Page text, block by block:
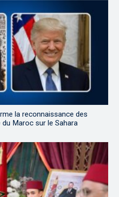
la reconnaissance des
Maroc sur le Sahara